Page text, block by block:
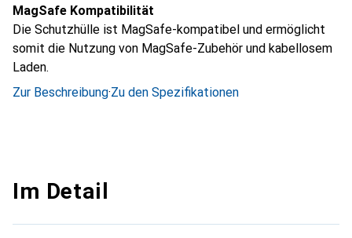
MagSafe Kompatibilität
Die Schutzhülle ist MagSafe-kompatibel und ermöglicht
somit die Nutzung von MagSafe-Zubehör und kabellosem
Laden.
Zur Beschreibung·Zu den Spezifikationen
Im Detail